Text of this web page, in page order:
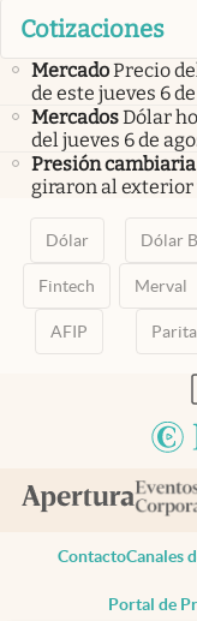
Cotizaciones
MercadoPrecio
de este jueves 6
MercadosDólar
del jueves 6 de
Presión cambiaria
giraron al exterior
Dólar Dólar
Fintech Merval
AFIP
ContactoCanales
Portal de